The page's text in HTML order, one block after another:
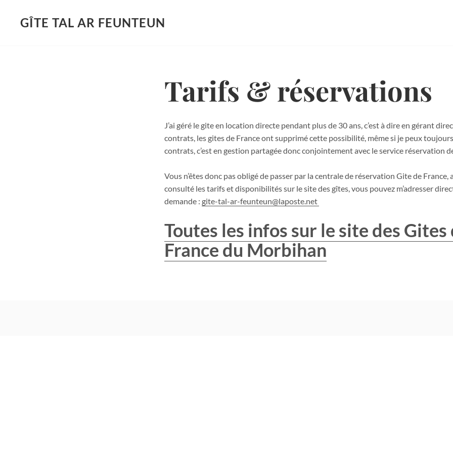
GÎTE TAL AR FEUNTEUN
Tarifs & réservations
J’ai géré le gite en location directe pendant plus de 30 ans, c’est à dire en gérant
contrats, les gites de France ont supprimé cette possibilité, même si je peux
contrats, c’est en gestion partagée donc conjointement avec le service réservation
Vous n’êtes donc pas obligé de passer par la centrale de réservation Gite de France,
consulté les tarifs et disponibilités sur le site des gîtes, vous pouvez m’adresser
demande : gite-tal-ar-feunteun@laposte.net
Toutes les infos sur le site des Gites
France du Morbihan